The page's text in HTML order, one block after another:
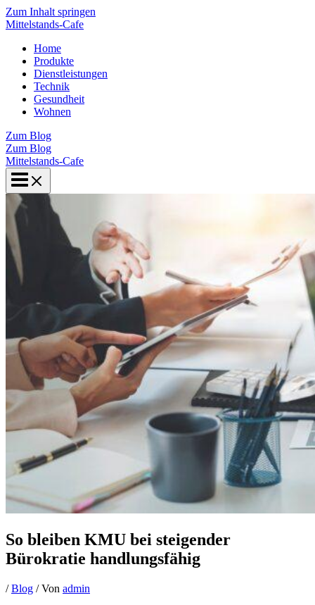
Zum Inhalt springen
Mittelstands-Cafe
Home
Produkte
Dienstleistungen
Technik
Gesundheit
Wohnen
Zum Blog
Zum Blog
Mittelstands-Cafe
So bleiben KMU bei steigender
Bürokratie handlungsfähig
/Blog / Von admin